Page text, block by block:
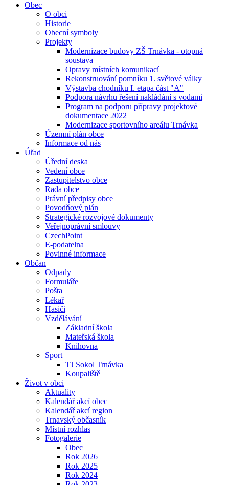
Obec
O obci
Historie
Obecní symboly
Projekty
Modernizace budovy ZŠ Trnávka - otopná
soustava
Opravy místních komunikací
Rekonstruování pomníku 1. světové války
Výstavba chodníku I. etapa část "A"
Podpora návrhu řešení nakládání s vodami
Program na podporu přípravy projektové
dokumentace 2022
Modernizace sportovního areálu Trnávka
Územní plán obce
Informace od nás
Úřad
Úřední deska
Vedení obce
Zastupitelstvo obce
Rada obce
Právní předpisy obce
Povodňový plán
Strategické rozvojové dokumenty
Veřejnoprávní smlouvy
CzechPoint
E-podatelna
Povinné informace
Občan
Odpady
Formuláře
Pošta
Lékař
Hasiči
Vzdělávání
Základní škola
Mateřská škola
Knihovna
Sport
TJ Sokol Trnávka
Koupaliště
Život v obci
Aktuality
Kalendář akcí obec
Kalendář akcí region
Trnavský občasník
Místní rozhlas
Fotogalerie
Obec
Rok 2026
Rok 2025
Rok 2024